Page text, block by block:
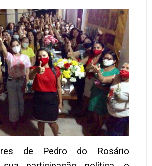
de Pedro do Rosário